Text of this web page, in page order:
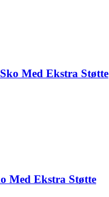
Med Ekstra Støtte
Med Ekstra Støtte